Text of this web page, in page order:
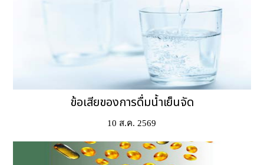
ข้อเสียของการดื่มน้ำเย็นจัด
10 ส.ค. 2569